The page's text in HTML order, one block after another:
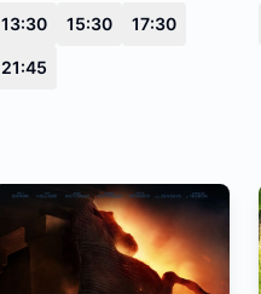
13:30 15:30 17:30
21:45